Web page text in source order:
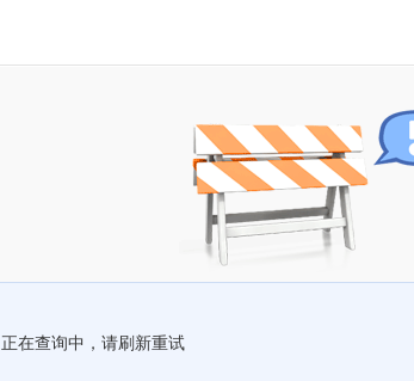
正在查询中，请刷新重试